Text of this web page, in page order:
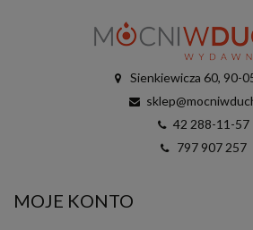
Sienkiewicza 60, 90-
42 288-11-57
797 907 257
MOJE KONTO